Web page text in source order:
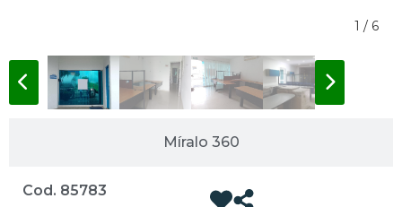
Míralo 360
1 / 6
Cod. 85783